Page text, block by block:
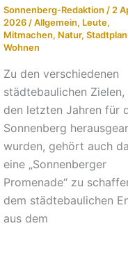
Sonnenberg-Redaktion / 2
2026 /Allgemein, Leute,
Mitmachen, Natur,
Wohnen
Zu den verschiedenen
städtebaulichen Zielen,
den letzten Jahren für
Sonnenberg
wurden, gehört auch
eine „Sonnenberger
Promenade“ zu
dem städtebaulichen
aus dem